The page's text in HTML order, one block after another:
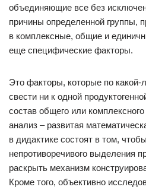
объединяющие все без
причины определенной группы,
в комплексные, общие и
еще специфические факторы.
Это факторы, которые по какой-
свести ни к одной
состав общего или
анализ – развитая
в дидактике состоят в том,
непротиворечивого выделения
раскрыть механизм
Кроме того, объективно